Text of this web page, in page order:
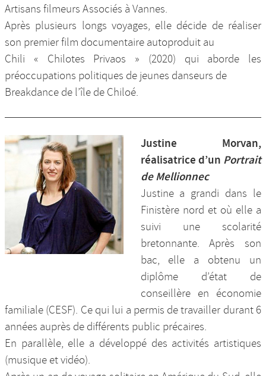
Artisans filmeurs Associés à Vannes.
Après plusieurs longs voyages, elle décide de réaliser
son premier film documentaire autoproduit au
Chili « Chilotes Privaos » (2020) qui aborde les
préoccupations politiques de jeunes danseurs de
Breakdance de l’île de Chiloé.
Justine Morvan,
réalisatrice d’un Portrait
de Mellionnec
Justine a grandi dans le
Finistère nord et où elle a
suivi une scolarité
bretonnante. Après son
bac, elle a obtenu un
diplôme d’état de
conseillère en économie
familiale (CESF). Ce qui lui a permis de travailler durant 6
années auprès de différents public précaires.
En parallèle, elle a développé des activités artistiques
(musique et vidéo).